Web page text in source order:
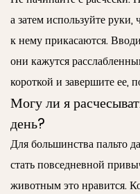
а затем используйте
к нему прикасаются.
они кажутся
короткой и завершите ее,
Могу ли я
день?
Для большинства пальто
стать повседневной
животным это нравится.